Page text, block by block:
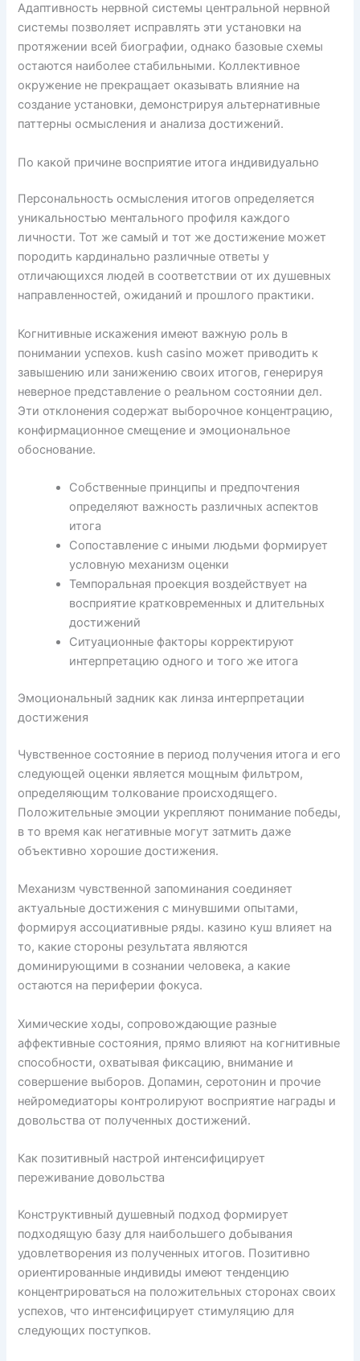
Адаптивность нервной системы центральной нервной
системы позволяет исправлять эти установки на
протяжении всей биографии, однако базовые схемы
остаются наиболее стабильными. Коллективное
окружение не прекращает оказывать влияние на
создание установки, демонстрируя альтернативные
паттерны осмысления и анализа достижений.
По какой причине восприятие итога индивидуально
Персональность осмысления итогов определяется
уникальностью ментального профиля каждого
личности. Тот же самый и тот же достижение может
породить кардинально различные ответы у
отличающихся людей в соответствии от их душевных
направленностей, ожиданий и прошлого практики.
Когнитивные искажения имеют важную роль в
понимании успехов. kush casino может приводить к
завышению или занижению своих итогов, генерируя
неверное представление о реальном состоянии дел.
Эти отклонения содержат выборочное концентрацию,
конфирмационное смещение и эмоциональное
обоснование.
Собственные принципы и предпочтения
определяют важность различных аспектов
итога
Сопоставление с иными людьми формирует
условную механизм оценки
Темпоральная проекция воздействует на
восприятие кратковременных и длительных
достижений
Ситуационные факторы корректируют
интерпретацию одного и того же итога
Эмоциональный задник как линза интерпретации
достижения
Чувственное состояние в период получения итога и его
следующей оценки является мощным фильтром,
определяющим толкование происходящего.
Положительные эмоции укрепляют понимание победы,
в то время как негативные могут затмить даже
объективно хорошие достижения.
Механизм чувственной запоминания соединяет
актуальные достижения с минувшими опытами,
формируя ассоциативные ряды. казино куш влияет на
то, какие стороны результата являются
доминирующими в сознании человека, а какие
остаются на периферии фокуса.
Химические ходы, сопровождающие разные
аффективные состояния, прямо влияют на когнитивные
способности, охватывая фиксацию, внимание и
совершение выборов. Допамин, серотонин и прочие
нейромедиаторы контролируют восприятие награды и
довольства от полученных достижений.
Как позитивный настрой интенсифицирует
переживание довольства
Конструктивный душевный подход формирует
подходящую базу для наибольшего добывания
удовлетворения из полученных итогов. Позитивно
ориентированные индивиды имеют тенденцию
концентрироваться на положительных сторонах своих
успехов, что интенсифицирует стимуляцию для
следующих поступков.